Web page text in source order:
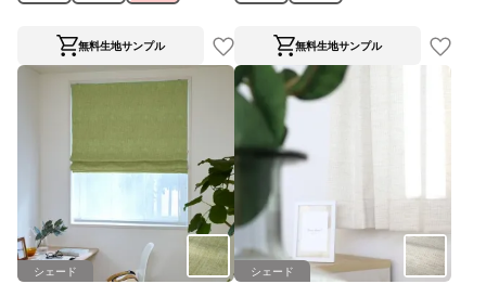
無料生地サンプル 無料生地サンプル
シェード シェード